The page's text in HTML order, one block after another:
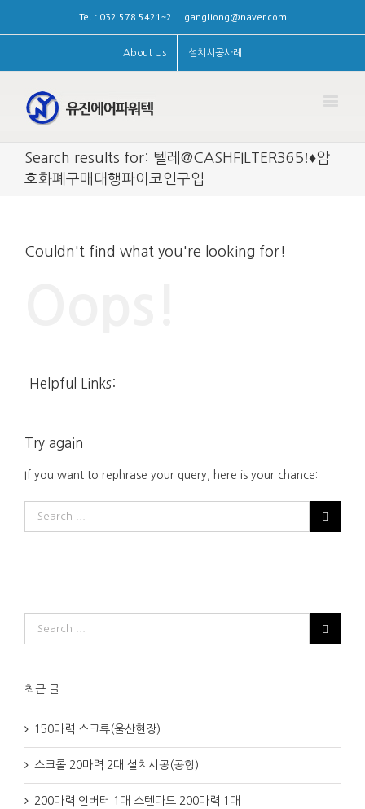
Tel : 032.578.5421~2 gangliong@naver.com
About Us 설치시공사례
Search results for: 텔레@CASHFILTER365ǃ♦암
호화폐구매대행파이코인구입
Couldn't find what you're looking for!
Helpful Links:
Try again
If you want to rephrase your query, here is your chance:
최근 글
150마력 스크류(울산현장)
스크롤 20마력 2대 설치시공(공항)
200마력 인버터 1대 스텐다드 200마력 1대